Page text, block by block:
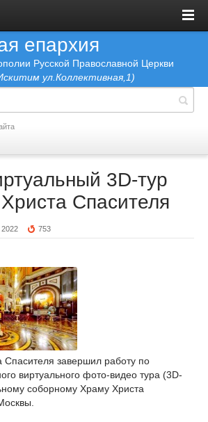
епархия
Русской Православной Церкви
ул.Коллективная,1)
3D-тур
Спасителя
2022 753
завершил работу по
виртуального фото-видео тура (3D-
соборному Храму Христа